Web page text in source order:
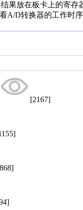
果放在板卡上的寄
A/D转换器的工作时
[2167]